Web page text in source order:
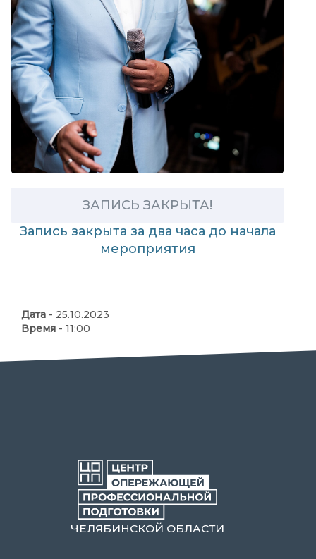
ЗАПИСЬ ЗАКРЫТА!
Запись закрыта за два часа до начала
мероприятия
Дата - 25.10.2023
Время - 11:00
ЧЕЛЯБИНСКОЙ ОБЛАСТИ